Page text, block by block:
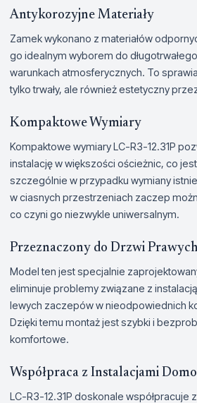
Antykorozyjne Materiały
Zamek wykonano z materiałów
go idealnym wyborem do
warunkach atmosferycznych. To
tylko trwały, ale również estetyczny
Kompaktowe Wymiary
Kompaktowe wymiary LC-R3-12.31P
instalację w większości ościeżnic, co
szczególnie w przypadku wymiany
w ciasnych przestrzeniach zaczep
co czyni go niezwykle uniwersalnym.
Przeznaczony do Drzwi
Model ten jest specjalnie
eliminuje problemy związane z
lewych zaczepów w nieodpowiednich
Dzięki temu montaż jest szybki i
komfortowe.
Współpraca z Instalacjami
LC-R3-12.31P doskonale współpracuje